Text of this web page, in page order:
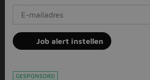
Job alert instellen
GESPONSORD